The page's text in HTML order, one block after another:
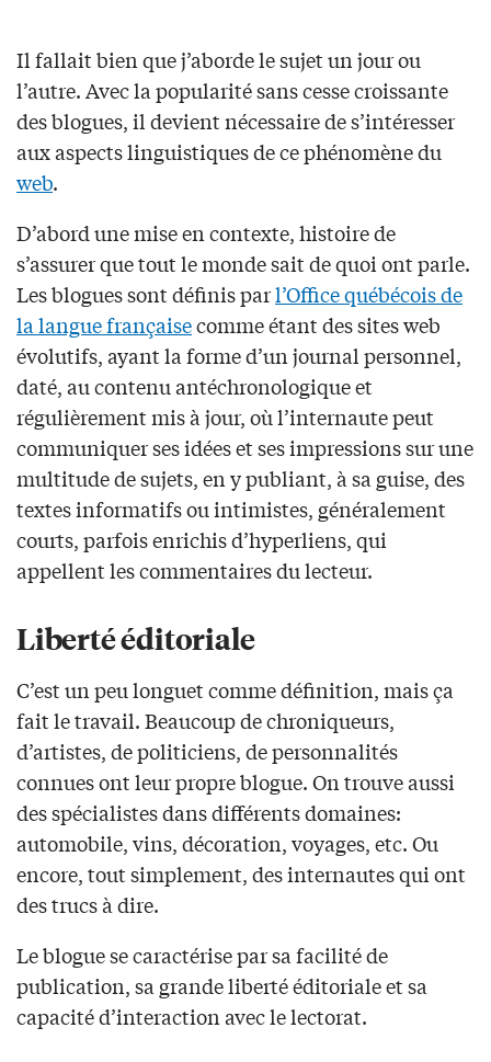
Il fallait bien que j’aborde le sujet un jour ou
l’autre. Avec la popularité sans cesse croissante
des blogues, il devient nécessaire de s’intéresser
aux aspects linguistiques de ce phénomène du
web.
D’abord une mise en contexte, histoire de
s’assurer que tout le monde sait de quoi ont parle.
Les blogues sont définis parl’Office québécois de
la langue françaisecomme étant des sites web
évolutifs, ayant la forme d’un journal personnel,
daté, au contenu antéchronologique et
régulièrement mis à jour, où l’internaute peut
communiquer ses idées et ses impressions sur une
multitude de sujets, en y publiant, à sa guise, des
textes informatifs ou intimistes, généralement
courts, parfois enrichis d’hyperliens, qui
appellent les commentaires du lecteur.
Liberté éditoriale
C’est un peu longuet comme définition, mais ça
fait le travail. Beaucoup de chroniqueurs,
d’artistes, de politiciens, de personnalités
connues ont leur propre blogue. On trouve aussi
des spécialistes dans différents domaines:
automobile, vins, décoration, voyages, etc. Ou
encore, tout simplement, des internautes qui ont
des trucs à dire.
Le blogue se caractérise par sa facilité de
publication, sa grande liberté éditoriale et sa
capacité d’interaction avec le lectorat.